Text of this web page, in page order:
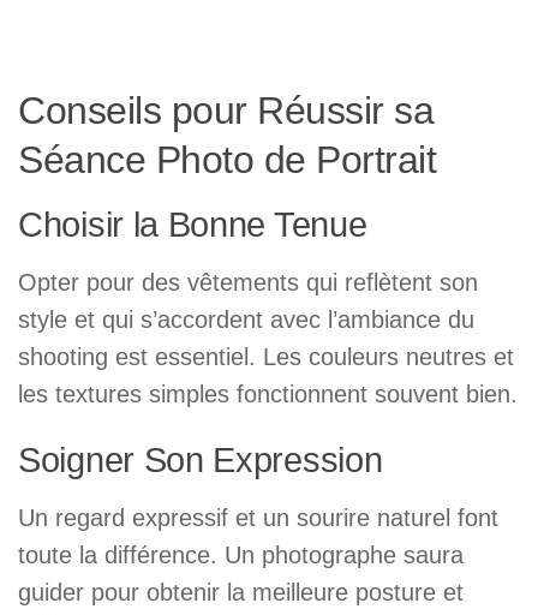
Conseils pour Réussir sa
Séance Photo de Portrait
Choisir la Bonne Tenue
Opter pour des vêtements qui reflètent son
style et qui s’accordent avec l’ambiance du
shooting est essentiel. Les couleurs neutres et
les textures simples fonctionnent souvent bien.
Soigner Son Expression
Un regard expressif et un sourire naturel font
toute la différence. Un photographe saura
guider pour obtenir la meilleure posture et